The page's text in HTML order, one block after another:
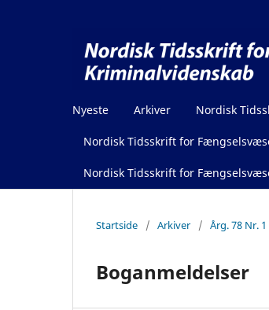
Nyeste Arkiver Nordisk
Nordisk Tidsskrift for
Nordisk Tidsskrift for
Startside / Arkiver / Årg. 78 Nr.
Boganmeldelser